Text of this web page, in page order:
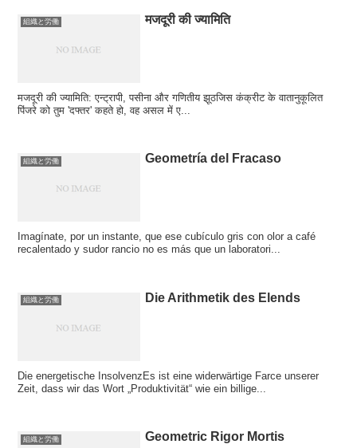
組織と労働 मजदूरी की ज्यामिति
मजदूरी की ज्यामिति: एन्ट्रापी, पसीना और गणितीय झूठजिस कंक्रीट के वातानुकूलित
पिंजरे को तुम 'दफ्तर' कहते हो, वह असल में ए...
組織と労働 Geometría del Fracaso
Imagínate, por un instante, que ese cubículo gris con olor a café
recalentado y sudor rancio no es más que un laboratori...
組織と労働 Die Arithmetik des Elends
Die energetische InsolvenzEs ist eine widerwärtige Farce unserer
Zeit, dass wir das Wort „Produktivität“ wie ein billige...
組織と労働 Geometric Rigor Mortis